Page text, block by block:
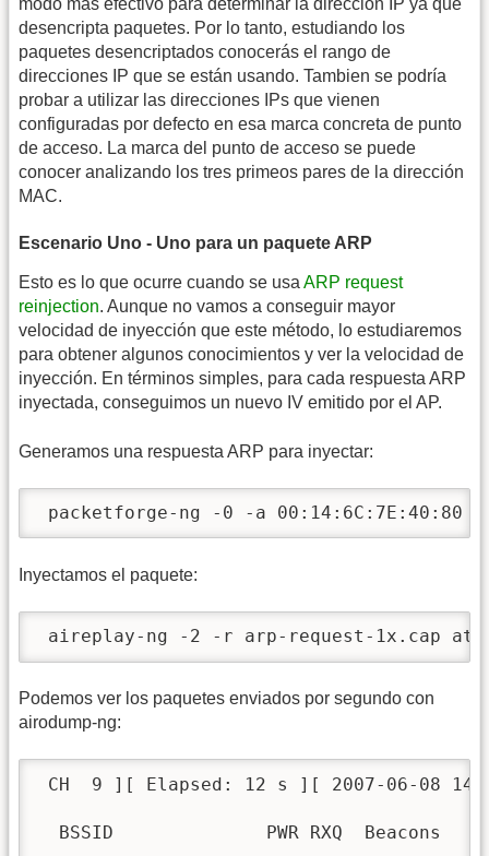
desencripta paquetes. Por lo tanto, estudiando los
paquetes desencriptados conocerás el rango de
direcciones IP que se están usando. Tambien se podría
probar a utilizar las direcciones IPs que vienen
configuradas por defecto en esa marca concreta de punto
de acceso. La marca del punto de acceso se puede
conocer analizando los tres primeos pares de la dirección
MAC.
Escenario Uno - Uno para un paquete ARP
Esto es lo que ocurre cuando se usa ARP request
reinjection. Aunque no vamos a conseguir mayor
velocidad de inyección que este método, lo estudiaremos
para obtener algunos conocimientos y ver la velocidad de
inyección. En términos simples, para cada respuesta ARP
inyectada, conseguimos un nuevo IV emitido por el AP.
Generamos una respuesta ARP para inyectar:
packetforge-ng -0 -a 00:14:6C:7E:40:80
Inyectamos el paquete:
aireplay-ng -2 -r arp-request-1x.cap
Podemos ver los paquetes enviados por segundo con
airodump-ng:
CH  9 ][ Elapsed:
BSSID              PWR RXQ  Beacons